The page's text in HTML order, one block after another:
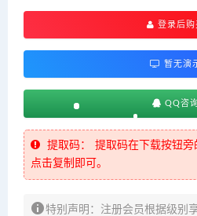
登录后购
暂无演
QQ咨
提取码：
提取码在下载按钮旁
点击复制即可。
特别声明：注册会员根据级别